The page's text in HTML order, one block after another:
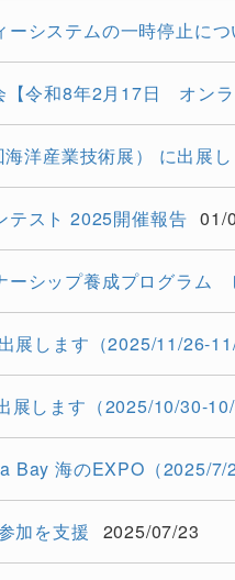
ーシステムの一時停止に
令和8年2月17日 オン
洋産業技術展） に出展
テスト 2025開催報告 01/
ーシップ養成プログラム
展します（2025/11/26-11/
します（2025/10/30-10/
Bay 海のEXPO（2025/7/
加を支援 2025/07/23